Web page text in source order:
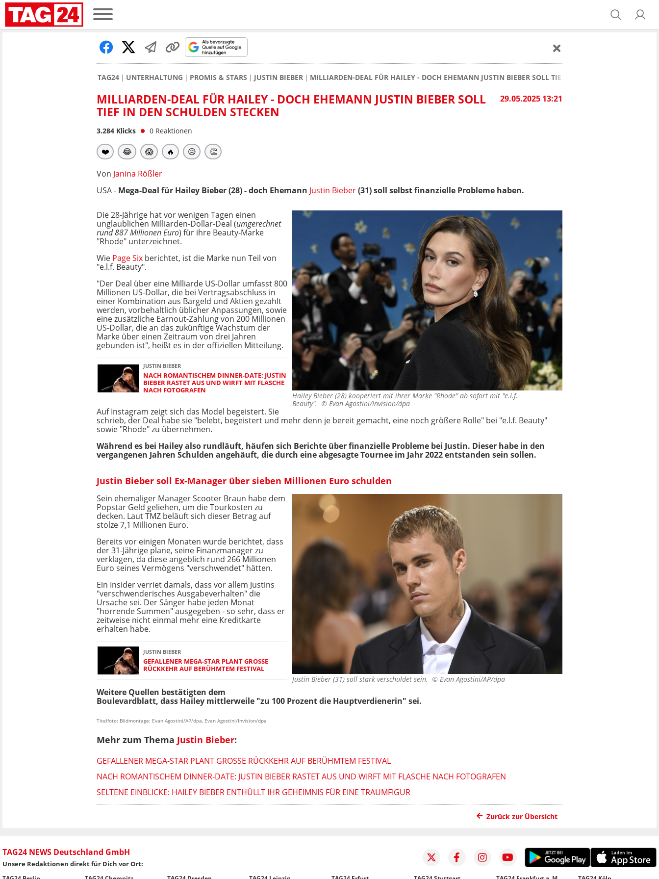
TAG24 UNTERHALTUNG PROMIS & STARS JUSTIN BIEBER MILLIARDEN-DEAL FÜR HAILEY - DOCH EHEMANN JUSTIN BIEBER SOLL TIEF IN DEN SCHULDEN
29.05.2025 13:21
MILLIARDEN-DEAL FÜR HAILEY - DOCH EHEMANN JUSTIN BIEBER SOLL
TIEF IN DEN SCHULDEN STECKEN
3.284 Klicks 0 Reaktionen
❤️ 😂 😱 🔥 😥 👏
Von Janina Rößler
USA - Mega-Deal für Hailey Bieber (28) - doch Ehemann Justin Bieber(31) soll selbst finanzielle Probleme haben.
Hailey Bieber (28) kooperiert mit ihrer Marke "Rhode" ab sofort mit "e.l.f.
Beauty". © Evan Agostini/Invision/dpa
Die 28-Jährige hat vor wenigen Tagen einen
unglaublichen Milliarden-Dollar-Deal (umgerechnet
rund 887 Millionen Euro) für ihre Beauty-Marke
"Rhode" unterzeichnet.
Wie Page Six berichtet, ist die Marke nun Teil von
"e.l.f. Beauty".
"Der Deal über eine Milliarde US-Dollar umfasst 800
Millionen US-Dollar, die bei Vertragsabschluss in
einer Kombination aus Bargeld und Aktien gezahlt
werden, vorbehaltlich üblicher Anpassungen, sowie
eine zusätzliche Earnout-Zahlung von 200 Millionen
US-Dollar, die an das zukünftige Wachstum der
Marke über einen Zeitraum von drei Jahren
gebunden ist", heißt es in der offiziellen Mitteilung.
JUSTIN BIEBER
NACH ROMANTISCHEM DINNER-DATE: JUSTIN
BIEBER RASTET AUS UND WIRFT MIT FLASCHE
NACH FOTOGRAFEN
Auf Instagram zeigt sich das Model begeistert. Sie
schrieb, der Deal habe sie "belebt, begeistert und mehr denn je bereit gemacht, eine noch größere Rolle" bei "e.l.f. Beauty"
sowie "Rhode" zu übernehmen.
Während es bei Hailey also rundläuft, häufen sich Berichte über finanzielle Probleme bei Justin. Dieser habe in den
vergangenen Jahren Schulden angehäuft, die durch eine abgesagte Tournee im Jahr 2022 entstanden sein sollen.
Justin Bieber soll Ex-Manager über sieben Millionen Euro schulden
Justin Bieber (31) soll stark verschuldet sein. © Evan Agostini/AP/dpa
Sein ehemaliger Manager Scooter Braun habe dem
Popstar Geld geliehen, um die Tourkosten zu
decken. Laut TMZ beläuft sich dieser Betrag auf
stolze 7,1 Millionen Euro.
Bereits vor einigen Monaten wurde berichtet, dass
der 31-Jährige plane, seine Finanzmanager zu
verklagen, da diese angeblich rund 266 Millionen
Euro seines Vermögens "verschwendet" hätten.
Ein Insider verriet damals, dass vor allem Justins
"verschwenderisches Ausgabeverhalten" die
Ursache sei. Der Sänger habe jeden Monat
"horrende Summen" ausgegeben - so sehr, dass er
zeitweise nicht einmal mehr eine Kreditkarte
erhalten habe.
JUSTIN BIEBER
GEFALLENER MEGA-STAR PLANT GROSSE R
ÜCKKEHR AUF BERÜHMTEM FESTIVAL
Weitere Quellen bestätigten dem
Boulevardblatt, dass Hailey mittlerweile "zu 100 Prozent die Hauptverdienerin" sei.
Titelfoto: Bildmontage: Evan Agostini/AP/dpa, Evan Agostini/Invision/dpa
Mehr zum Thema Justin Bieber:
GEFALLENER MEGA-STAR PLANT GROSSE RÜCKKEHR AUF BERÜHMTEM FESTIVAL
NACH ROMANTISCHEM DINNER-DATE: JUSTIN BIEBER RASTET AUS UND WIRFT MIT FLASCHE NACH FOTOGRAFEN
SELTENE EINBLICKE: HAILEY BIEBER ENTHÜLLT IHR GEHEIMNIS FÜR EINE TRAUMFIGUR
Zurück zur Übersicht
TAG24 NEWS Deutschland GmbH
Unsere Redaktionen direkt für Dich vor Ort: